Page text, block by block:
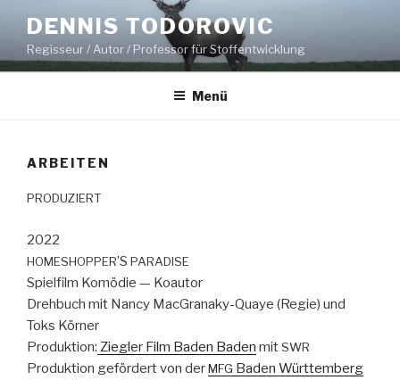
Inhalt
springen
DENNIS TODOROVIC
Regisseur / Autor / Professor für Stoffentwicklung
Menü
ARBEITEN
PRODUZIERT
2022
HOMESHOPPER’S PARADISE
Spielfilm Komödie — Koau­tor
Drehbuch mit Nan­cy Mac­Granaky-Quaye (Regie) und
Toks Körn­er
Pro­duk­tion: Ziegler Film Baden Baden mitSWR
Pro­duk­tion gefördert von derMFG Baden Würt­tem­berg